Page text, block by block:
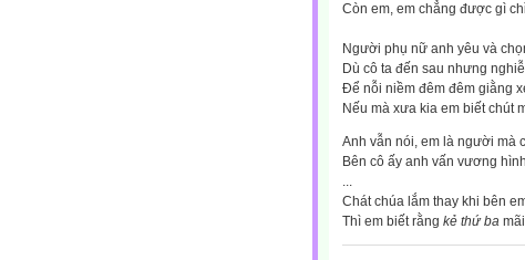
Còn em, em chẳng được gì
Người phụ nữ anh yêu và
Dù cô ta đến sau nhưng
Để nỗi niềm đêm đêm giằng
Nếu mà xưa kia em biết chút
Anh vẫn nói, em là người mà
Bên cô ấy anh vấn vương
...
Chát chúa lắm thay khi bên
Thì em biết rằng kẻ thứ ba